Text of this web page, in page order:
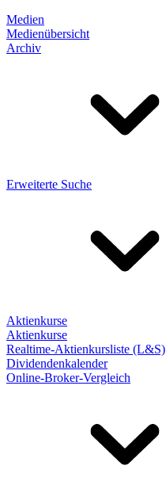
Medien
Medienübersicht
Archiv
Erweiterte Suche
Aktienkurse
Aktienkurse
Realtime-Aktienkursliste (L&S)
Dividendenkalender
Online-Broker-Vergleich